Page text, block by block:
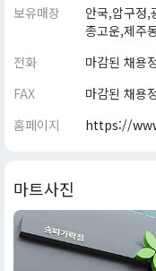
보유매장
안국,압구정,
종고운,제주
전화
마감된 채용
FAX
마감된 채용
홈페이지
https://
마트사진